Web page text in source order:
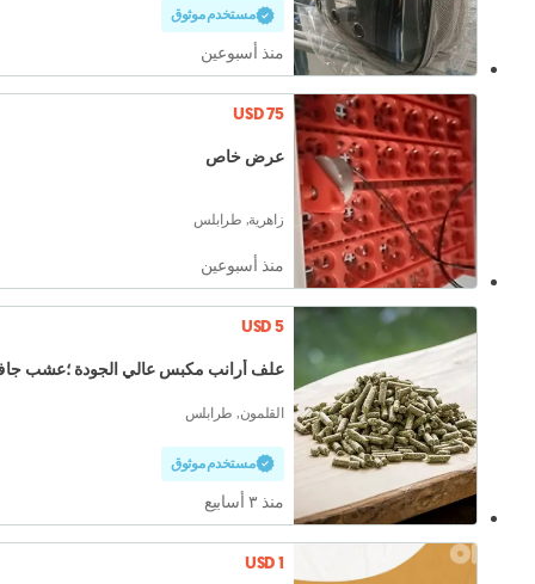
مستخدم موثوق
منذ أسبوعين
USD 75
عرض خاص
زاهرية, طرابلس
منذ أسبوعين
USD 5
علف أرانب مكبس عالي الجودة ؛عشب
القلمون, طرابلس
مستخدم موثوق
منذ ٣ أسابيع
USD 1